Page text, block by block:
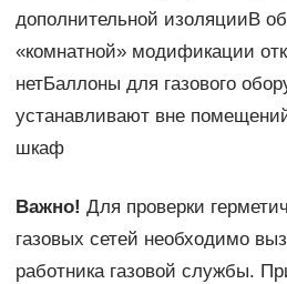
дополнительной изоляцииВ
«комнатной» модификации
нетБаллоны для газового
устанавливают вне
шкаф
Важно! Для проверки
газовых сетей необходимо
работника газовой службы.